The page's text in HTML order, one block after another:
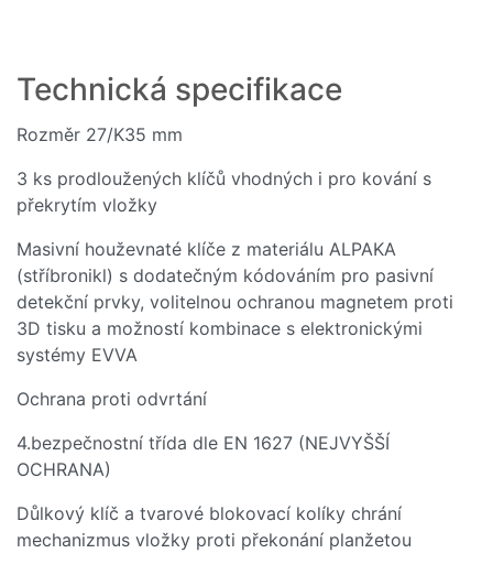
Technická specifikace
Rozměr 27/K35 mm
3 ks prodloužených klíčů vhodných i pro kování s
překrytím vložky
Masivní houževnaté klíče z materiálu ALPAKA
(stříbronikl) s dodatečným kódováním pro pasivní
detekční prvky, volitelnou ochranou magnetem proti
3D tisku a možností kombinace s elektronickými
systémy EVVA
Ochrana proti odvrtání
4.bezpečnostní třída dle EN 1627 (NEJVYŠŠÍ
OCHRANA)
Důlkový klíč a tvarové blokovací kolíky chrání
mechanizmus vložky proti překonání planžetou